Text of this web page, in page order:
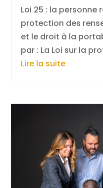
Loi 25 : la personne
protection des
et le droit à la
par : La Loi sur la
Lire la suite